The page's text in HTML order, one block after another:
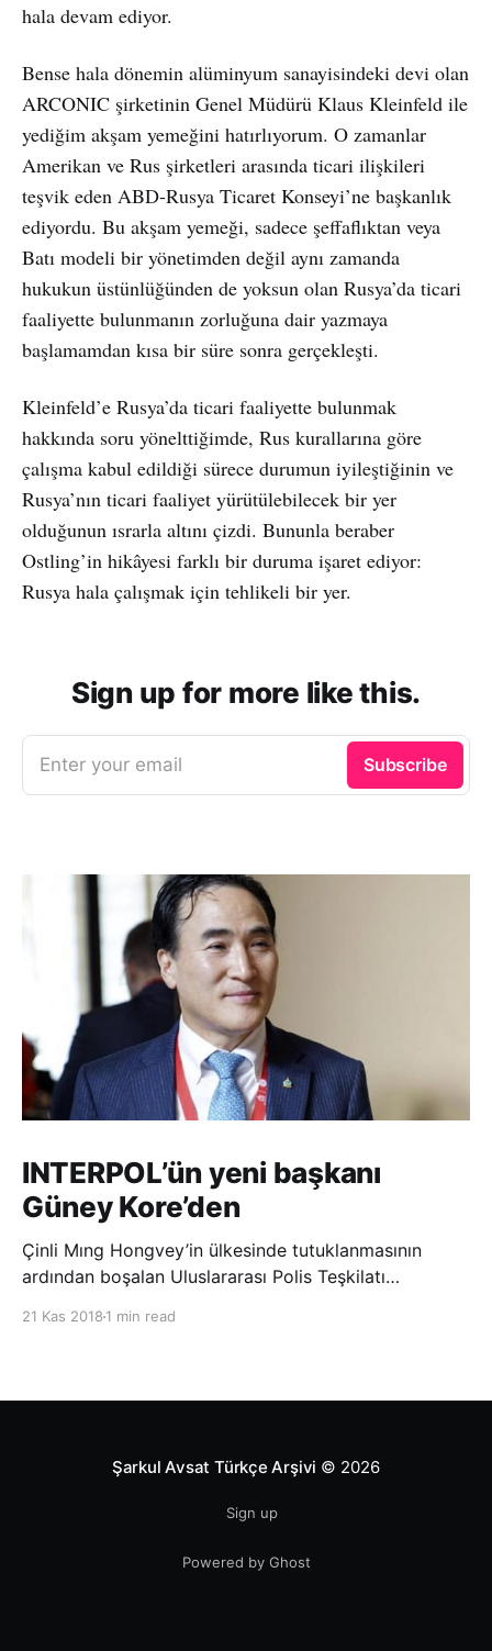
hala devam ediyor.
Bense hala dönemin alüminyum sanayisindeki devi olan
ARCONIC şirketinin Genel Müdürü Klaus Kleinfeld ile
yediğim akşam yemeğini hatırlıyorum. O zamanlar
Amerikan ve Rus şirketleri arasında ticari ilişkileri
teşvik eden ABD-Rusya Ticaret Konseyi’ne başkanlık
ediyordu. Bu akşam yemeği, sadece şeffaflıktan veya
Batı modeli bir yönetimden değil aynı zamanda
hukukun üstünlüğünden de yoksun olan Rusya’da ticari
faaliyette bulunmanın zorluğuna dair yazmaya
başlamamdan kısa bir süre sonra gerçekleşti.
Kleinfeld’e Rusya’da ticari faaliyette bulunmak
hakkında soru yönelttiğimde, Rus kurallarına göre
çalışma kabul edildiği sürece durumun iyileştiğinin ve
Rusya’nın ticari faaliyet yürütülebilecek bir yer
olduğunun ısrarla altını çizdi. Bununla beraber
Ostling’in hikâyesi farklı bir duruma işaret ediyor:
Rusya hala çalışmak için tehlikeli bir yer.
Sign up for more like this.
Enter your email Subscribe
INTERPOL’ün yeni başkanı
Güney Kore’den
Çinli Mıng Hongvey’in ülkesinde tutuklanmasının
ardından boşalan Uluslararası Polis Teşkilatı
21 Kas 2018 1 min read
Şarkul Avsat Türkçe Arşivi © 2026
Sign up
Powered by Ghost